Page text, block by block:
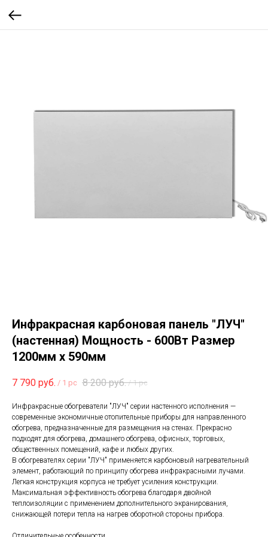
Инфракрасная карбоновая панель "ЛУЧ"
(настенная) Мощность - 600Вт Размер
1200мм х 590мм
7 790 руб. / 1 pc 8 200 руб. / 1 pc
Инфракрасные обогреватели "ЛУЧ" серии настенного исполнения —
современные экономичные отопительные приборы для направленного
обогрева, предназначенные для размещения на стенах. Прекрасно
подходят для обогрева, домашнего обогрева, офисных, торговых,
общественных помещений, кафе и любых других.
В обогревателях серии "ЛУЧ" применяется карбоновый нагревательный
элемент, работающий по принципу обогрева инфракрасными лучами.
Легкая конструкция корпуса не требует усиления конструкции.
Максимальная эффективность обогрева благодаря двойной
теплоизоляции с применением дополнительного экранирования,
снижающей потери тепла на нагрев оборотной стороны прибора.